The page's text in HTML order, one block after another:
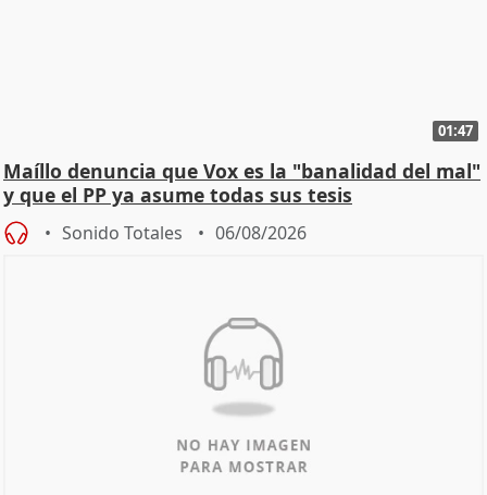
01:47
Maíllo denuncia que Vox es la "banalidad del mal"
y que el PP ya asume todas sus tesis
Sonido Totales 06/08/2026